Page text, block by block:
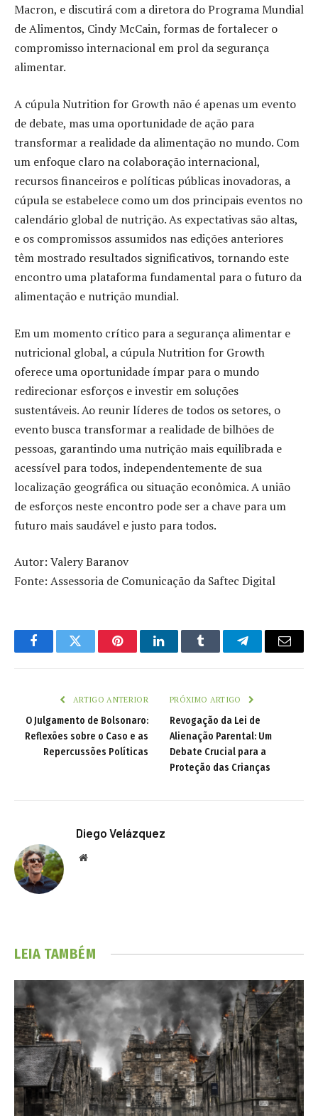
Macron, e discutirá com a diretora do Programa Mundial
de Alimentos, Cindy McCain, formas de fortalecer o
compromisso internacional em prol da segurança
alimentar.
A cúpula Nutrition for Growth não é apenas um evento
de debate, mas uma oportunidade de ação para
transformar a realidade da alimentação no mundo. Com
um enfoque claro na colaboração internacional,
recursos financeiros e políticas públicas inovadoras, a
cúpula se estabelece como um dos principais eventos no
calendário global de nutrição. As expectativas são altas,
e os compromissos assumidos nas edições anteriores
têm mostrado resultados significativos, tornando este
encontro uma plataforma fundamental para o futuro da
alimentação e nutrição mundial.
Em um momento crítico para a segurança alimentar e
nutricional global, a cúpula Nutrition for Growth
oferece uma oportunidade ímpar para o mundo
redirecionar esforços e investir em soluções
sustentáveis. Ao reunir líderes de todos os setores, o
evento busca transformar a realidade de bilhões de
pessoas, garantindo uma nutrição mais equilibrada e
acessível para todos, independentemente de sua
localização geográfica ou situação econômica. A união
de esforços neste encontro pode ser a chave para um
futuro mais saudável e justo para todos.
Autor: Valery Baranov
Fonte: Assessoria de Comunicação da Saftec Digital
FacebookTwitter PinterestLinkedInTumblr TelegramEmail
ARTIGO ANTERIOR
O Julgamento de Bolsonaro:
Reflexões sobre o Caso e as
Repercussões Políticas
PRÓXIMO ARTIGO
Revogação da Lei de
Alienação Parental: Um
Debate Crucial para a
Proteção das Crianças
Diego Velázquez
Website
LEIA TAMBÉM